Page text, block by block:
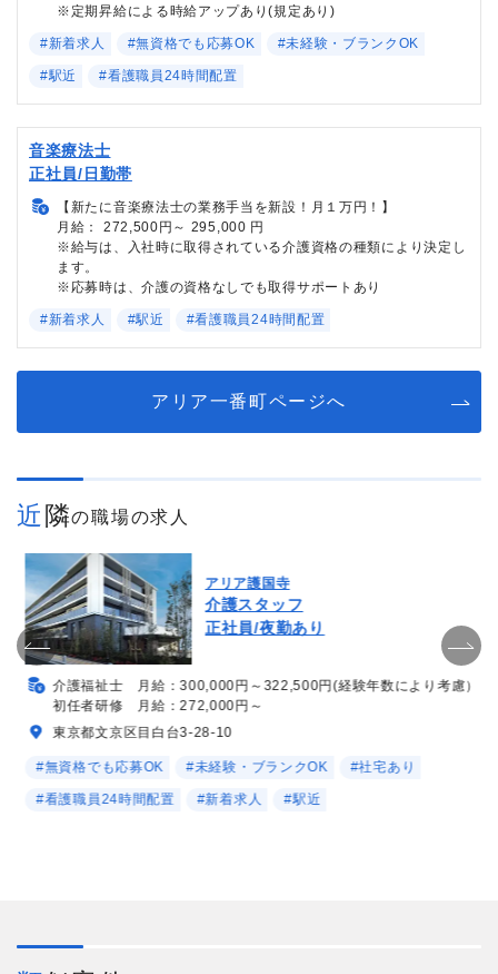
※定期昇給による時給アップあり(規定あり)
#新着求人 #無資格でも応募OK #未経験・ブランクOK
#駅近 #看護職員24時間配置
音楽療法士
正社員/日勤帯
【新たに音楽療法士の業務手当を新設！月１万円！】
月給： 272,500円～ 295,000 円
※給与は、入社時に取得されている介護資格の種類により決定し
ます。
※応募時は、介護の資格なしでも取得サポートあり
#新着求人 #駅近 #看護職員24時間配置
アリア一番町ページへ
近隣の職場の求人
アリア護国寺
介護スタッフ
正社員/夜勤あり
介護福祉士 月給：300,000円～322,500円(経験年数により考慮）
初任者研修 月給：272,000円～
東京都文京区目白台3-28-10
#無資格でも応募OK #未経験・ブランクOK #社宅あり
#看護職員24時間配置 #新着求人 #駅近